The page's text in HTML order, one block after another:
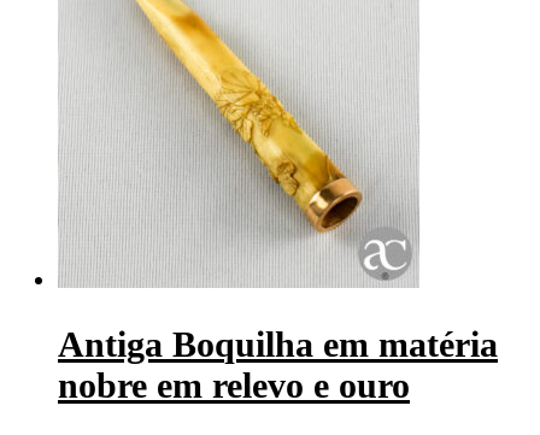
Antiga Boquilha em matéria
nobre em relevo e ouro